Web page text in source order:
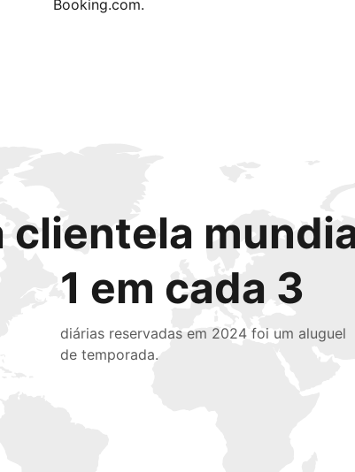
Booking.com.
clientela
1 em cada 3
diárias reservadas em 2024 foi um aluguel
de temporada.